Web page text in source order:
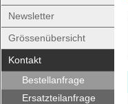
Newsletter
Grössenübersicht
Kontakt
Bestellanfrage
Ersatzteilanfrage